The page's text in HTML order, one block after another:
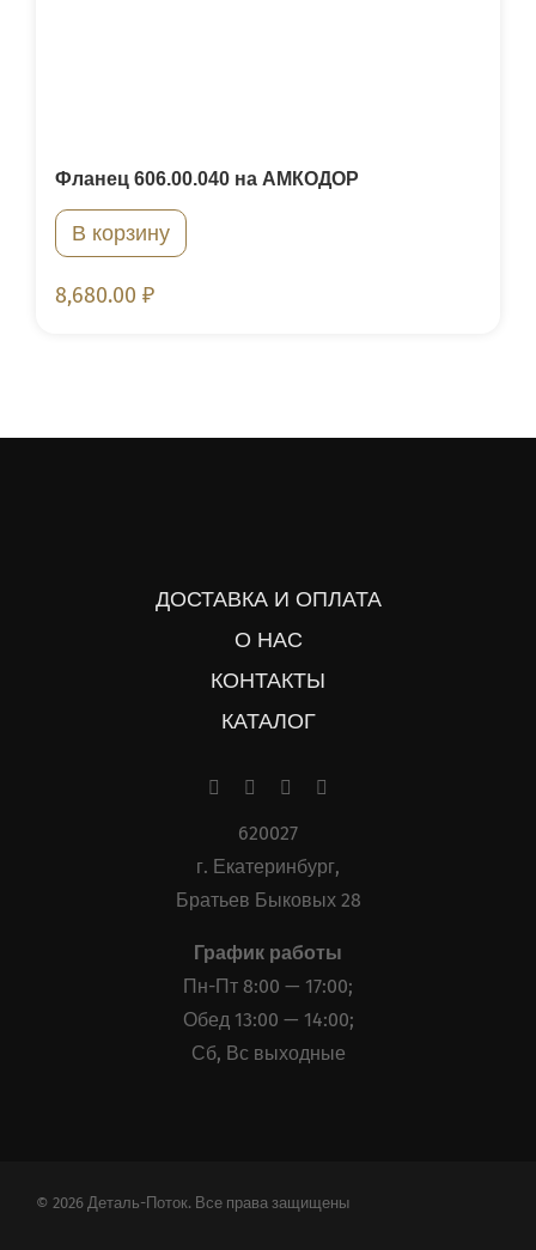
Фланец 606.00.040 на АМКОДОР
В корзину
8,680.00 ₽
ДОСТАВКА И ОПЛАТА
О НАС
КОНТАКТЫ
КАТАЛОГ
620027
г. Екатеринбург,
Братьев Быковых 28
График работы
Пн-Пт 8:00 — 17:00;
Обед 13:00 — 14:00;
Сб, Вс выходные
© 2026 Деталь-Поток. Все права защищены